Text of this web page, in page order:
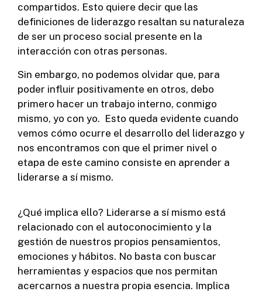
compartidos. Esto quiere decir que las
definiciones de liderazgo resaltan su naturaleza
de ser un proceso social presente en la
interacción con otras personas.
Sin embargo, no podemos olvidar que, para
poder influir positivamente en otros, debo
primero hacer un trabajo interno, conmigo
mismo, yo con yo. Esto queda evidente cuando
vemos cómo ocurre el desarrollo del liderazgo y
nos encontramos con que el primer nivel o
etapa de este camino consiste en aprender a
liderarse a sí mismo.
¿Qué implica ello? Liderarse a sí mismo está
relacionado con el autoconocimiento y la
gestión de nuestros propios pensamientos,
emociones y hábitos. No basta con buscar
herramientas y espacios que nos permitan
acercarnos a nuestra propia esencia. Implica